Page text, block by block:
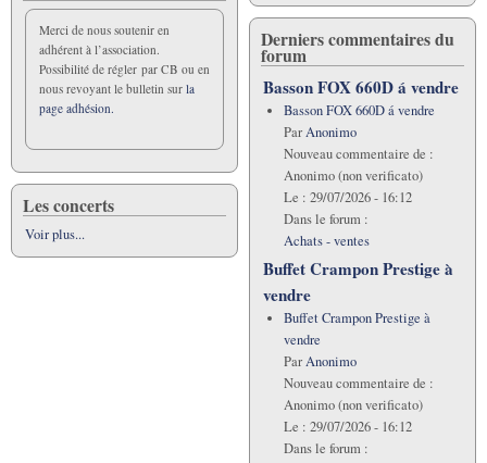
Merci de nous soutenir en
adhérent à l’association.
Possibilité de régler par CB ou en
nous revoyant le bulletin sur la
page adhésion.
Les concerts
Voir plus...
Derniers commentaires du
forum
Basson FOX 660D á vendre
Basson FOX 660D á vendre
ParAnonimo
Nouveau commentaire de :
Anonimo (non verificato)
Le : 29/07/2026 - 16:12
Dans le forum :
Achats - ventes
Buffet Crampon Prestige à
vendre
Buffet Crampon Prestige à
vendre
ParAnonimo
Nouveau commentaire de :
Anonimo (non verificato)
Le : 29/07/2026 - 16:12
Dans le forum :